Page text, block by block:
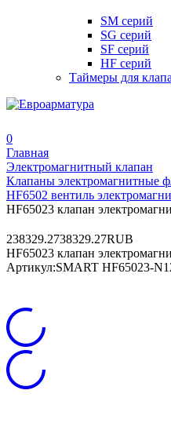
SM серий
SG серий
SF серий
HF серий
Таймеры для
0
Главная
Электромагнитный клапан
Клапаны электромагнитные
HF6502 вентиль
HF65023 клапан
238329.2738329.27RUB
HF65023 клапан
Артикул:SMART HF65023-